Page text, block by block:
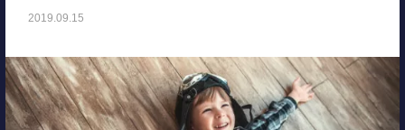
2019.09.15